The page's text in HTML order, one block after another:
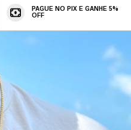
PAGUE NO PIX E GANHE 5%
OFF